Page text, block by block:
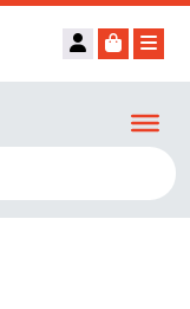
Account
Cart